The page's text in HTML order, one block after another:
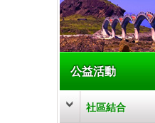
公益活動
社區結合